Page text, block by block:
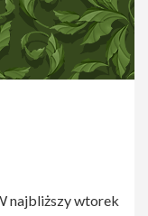
najbliższy wtorek